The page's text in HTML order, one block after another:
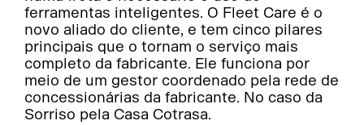
ferramentas inteligentes. O Fleet Care é o
novo aliado do cliente, e tem cinco pilares
principais que o tornam o serviço mais
completo da fabricante. Ele funciona por
meio de um gestor coordenado pela rede de
concessionárias da fabricante. No caso da
Sorriso pela Casa Cotrasa.